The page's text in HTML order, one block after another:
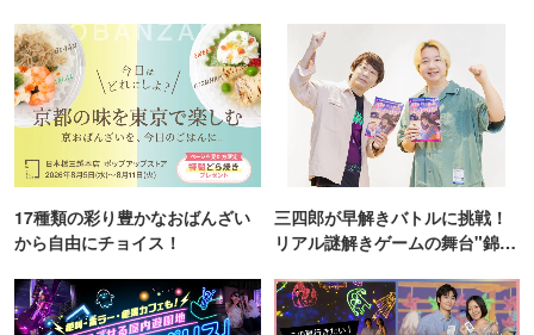
17種類の彩り豊かなおばんざい
から自由にチョイス！
三四郎が早解きバトルに挑戦！
リアル謎解きゲームの舞台"錦糸